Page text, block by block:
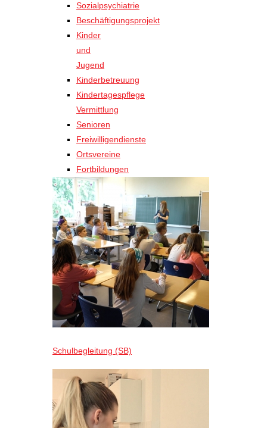
Sozialpsychiatrie
Beschäftigungsprojekt
Kinder
und
Jugend
Kinderbetreuung
Kindertagespflege
Vermittlung
Senioren
Freiwilligendienste
Ortsvereine
Fortbildungen
Schulbegleitung (SB)